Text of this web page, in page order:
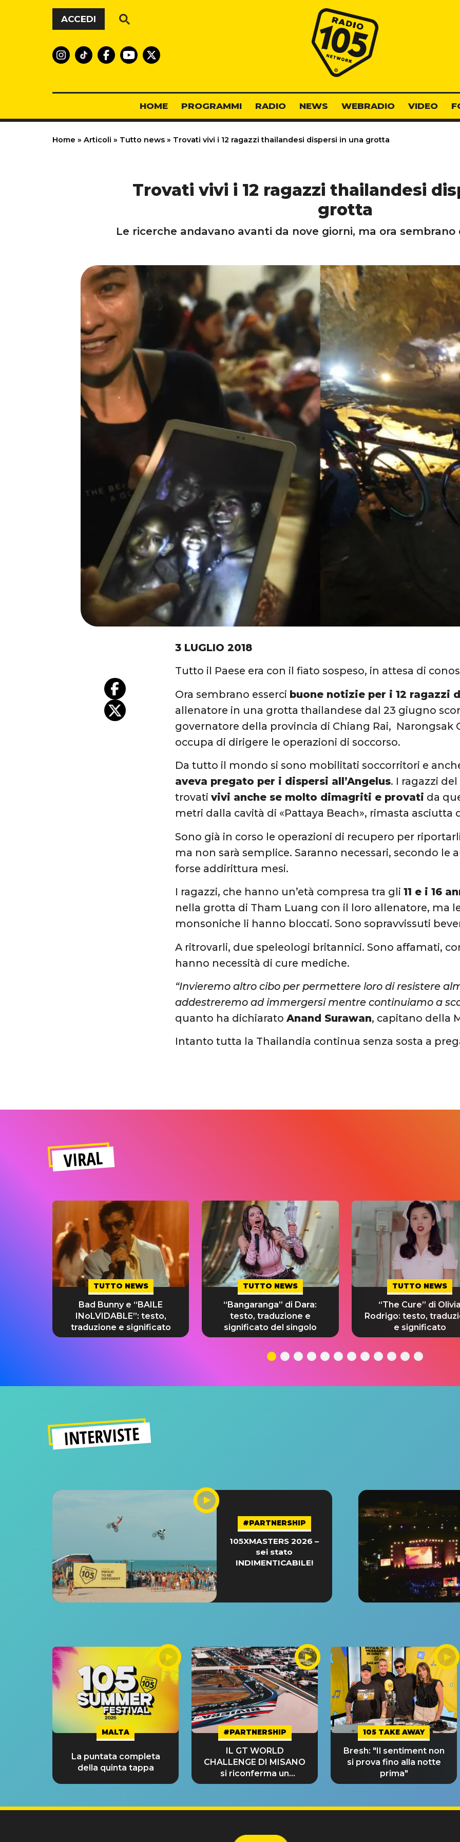
Vai al contenuto
ACCEDI
Radio 105
HOME PROGRAMMI RADIO NEWS WEBRADIO VIDEO
Home » Articoli » Tutto news » Trovati vivi i 12 ragazzi thailandesi dispersi in una grotta
Trovati vivi i 12 ragazzi thailandesi
grotta
Le ricerche andavano avanti da nove giorni, ma ora sembrano
3 LUGLIO 2018
Tutto il Paese era con il fiato sospeso, in attesa di
Ora sembrano esserci buone notizie per i 12 ragazzi
allenatore in una grotta thailandese dal 23 giugno
governatore della provincia di Chiang Rai, Narongsak
occupa di dirigere le operazioni di soccorso.
Da tutto il mondo si sono mobilitati soccorritori e
aveva pregato per i dispersi all’Angelus. I ragazzi
trovativivi anche se molto dimagriti e provati da
metri dalla cavità di «Pattaya Beach», rimasta asciutta
Sono già in corso le operazioni di recupero per
ma non sarà semplice. Saranno necessari, secondo le
forse addirittura mesi.
I ragazzi, che hanno un’età compresa tra gli11 e i 16
nella grotta di Tham Luang con il loro allenatore, ma
monsoniche li hanno bloccati. Sono sopravvissuti
A ritrovarli, due speleologi britannici. Sono affamati,
hanno necessità di cure mediche.
“Invieremo altro cibo per permettere loro di resistere
addestreremo ad immergersi mentre continuiamo a
quanto ha dichiaratoAnand Surawan, capitano della
Intanto tutta la Thailandia continua senza sosta a
VIRAL
TUTTO NEWS
Bad Bunny e “BAILE
INoLVIDABLE”: testo,
traduzione e significato
TUTTO NEWS
“Bangaranga” di Dara:
testo, traduzione e
significato del singolo
TUTTO NEWS
“The Cure” di Olivia
Rodrigo: testo,
e significato
INTERVISTE
#PARTNERSHIP
105XMASTERS 2026 –
sei stato
INDIMENTICABILE!
MALTA
La puntata completa
della quinta tappa
#PARTNERSHIP
IL GT WORLD
CHALLENGE DI MISANO
si riconferma un
GRANDE SUCCESSO!
105 TAKE AWAY
Bresh: "Il sentiment non
si prova fino alla notte
prima"